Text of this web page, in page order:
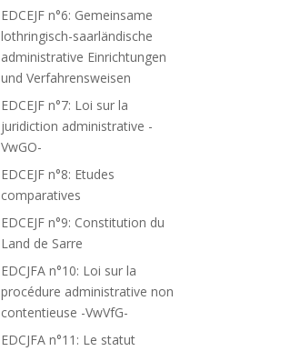
EDCEJF n°6: Gemeinsame
lothringisch-saarländische
administrative Einrichtungen
und Verfahrensweisen
EDCEJF n°7: Loi sur la
juridiction administrative -
VwGO-
EDCEJF n°8: Etudes
comparatives
EDCEJF n°9: Constitution du
Land de Sarre
EDCJFA n°10: Loi sur la
procédure administrative non
contentieuse -VwVfG-
EDCJFA n°11: Le statut